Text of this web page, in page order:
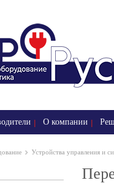
О компании
Устройства управления и